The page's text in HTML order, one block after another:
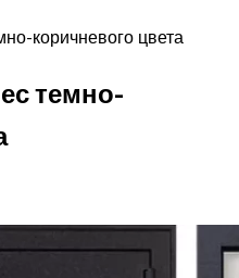
коричневого цвета
темно-